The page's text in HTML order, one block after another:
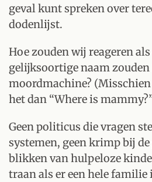
geval kunt spreken over
dodenlijst.
Hoe zouden wij reageren als
gelijksoortige naam
moordmachine? (Misschien
het dan “Where is
Geen politicus die vragen
systemen, geen krimp bij
blikken van hulpeloze
traan als er een hele